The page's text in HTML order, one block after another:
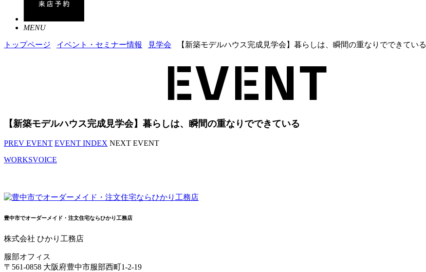
MENU
トップページ イベント・セミナー情報 見学会 【新築モデルハウス完成見学会】暮らしは、瞬間の重なりでできている
【新築モデルハウス完成見学会】暮らしは、瞬間の重なりでできている
PREV EVENT EVENT INDEX NEXT EVENT
WORKSVOICE
豊中市でオーダーメイド・注文住宅ならひかり工務店
株式会社 ひかり工務店
服部オフィス
〒561-0858 大阪府豊中市服部西町1-2-19